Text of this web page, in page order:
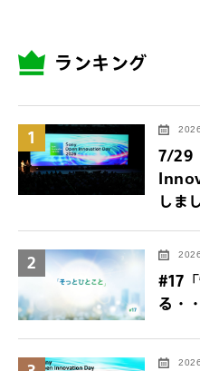
ランキング
1
7/29
しま
2
#17
る・